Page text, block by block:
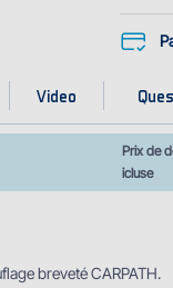
Video
Prix de
icluse
breveté CARPATH.